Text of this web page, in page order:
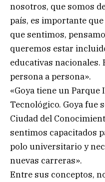
nosotros, que somos
país, es importante
que sentimos,
queremos estar
educativas
persona a persona».
«Goya tiene un
Tecnológico. Goya fue
Ciudad del
sentimos capacitados
polo universitario y
nuevas carreras».
Entre sus conceptos,